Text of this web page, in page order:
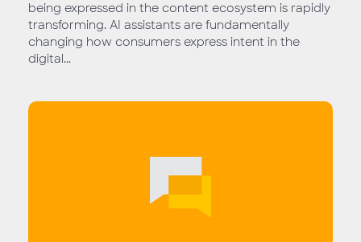
being expressed in the content ecosystem is rapidly
transforming. AI assistants are fundamentally
changing how consumers express intent in the
digital...